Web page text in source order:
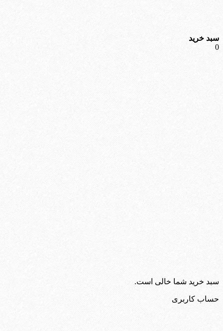
سبد خرید
0
سبد خرید شما خالی است.
حساب کاربری